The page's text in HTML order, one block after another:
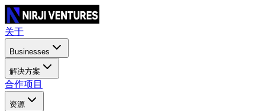
关于
Businesses
解决方案
合作项目
资源